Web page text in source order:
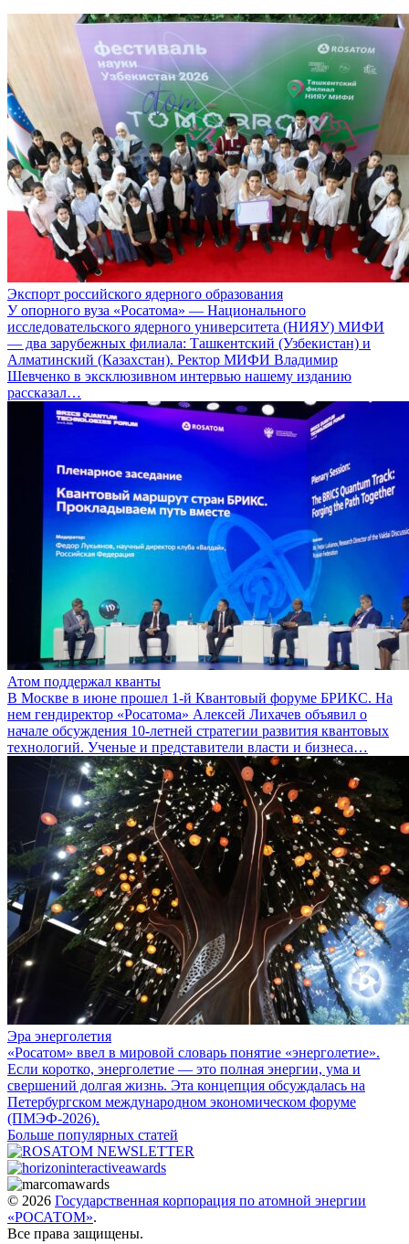
Экспорт российского ядерного образования
У опорного вуза «Росатома» — Национального
исследовательского ядерного университета (НИЯУ) МИФИ
— два зарубежных филиала: Ташкентский (Узбекистан) и
Алматинский (Казахстан). Ректор МИФИ Владимир
Шевченко в эксклюзивном интервью нашему изданию
рассказал…
Атом поддержал кванты
В Москве в июне прошел 1-й Квантовый форуме БРИКС. На
нем гендиректор «Росатома» Алексей Лихачев объявил о
начале обсуждения 10-летней стратегии развития квантовых
технологий. Ученые и представители власти и бизнеса…
Эра энерголетия
«Росатом» ввел в мировой словарь понятие «энерголетие».
Если коротко, энерголетие — это полная энергии, ума и
свершений долгая жизнь. Эта концепция обсуждалась на
Петербургском международном экономическом форуме
(ПМЭФ-2026).
Больше популярных статей
© 2026 Государственная корпорация по атомной энергии
«РОСАТОМ».
Все права защищены.